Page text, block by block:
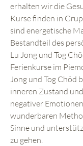
erhalten wir die
Kurse finden in
sind energetische
Bestandteil des
Lu Jong und Tog
Ferienkurse im
Jong und Tog
inneren Zustand
negativer
wunderbaren
Sinne und
zu gehen.